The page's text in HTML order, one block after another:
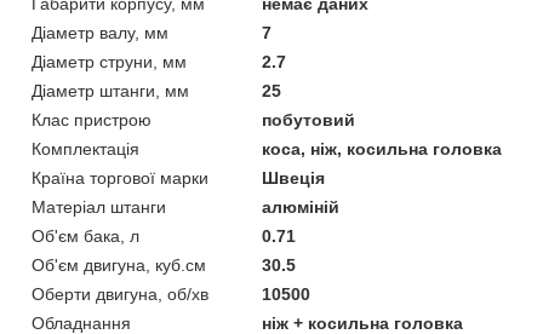
Діаметр валу, мм
7
Діаметр струни, мм
2.7
Діаметр штанги, мм
25
Клас пристрою
побутовий
Комплектація
коса, ніж, косильна головка
Країна торгової марки
Швеція
Матеріал штанги
алюміній
Об'єм бака, л
0.71
Об'єм двигуна, куб.см
30.5
Оберти двигуна, об/хв
10500
Обладнання
ніж + косильна головка